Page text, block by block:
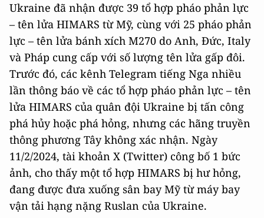
Ukraine đã nhận được 39 tổ hợp pháo phản lực
– tên lửa HIMARS từ Mỹ, cùng với 25 pháo phản
lực – tên lửa bánh xích M270 do Anh, Đức, Italy
và Pháp cung cấp với số lượng tên lửa gấp đôi.
Trước đó, các kênh Telegram tiếng Nga nhiều
lần thông báo về các tổ hợp pháo phản lực – tên
lửa HIMARS của quân đội Ukraine bị tấn công
phá hủy hoặc phá hỏng, nhưng các hãng truyền
thông phương Tây không xác nhận. Ngày
11/2/2024, tài khoản X (Twitter) công bố 1 bức
ảnh, cho thấy một tổ hợp HIMARS bị hư hỏng,
đang được đưa xuống sân bay Mỹ từ máy bay
vận tải hạng nặng Ruslan của Ukraine.